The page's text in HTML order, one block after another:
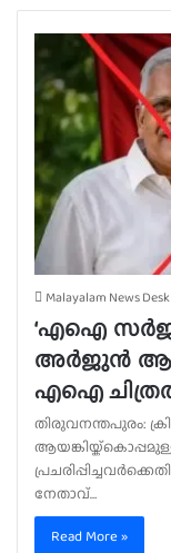
Malayalam News Desk
‘എഐ
അർജുൻ
എഐ
തിരുവനന്തപുരം:
നേതാവ്…
Read More »